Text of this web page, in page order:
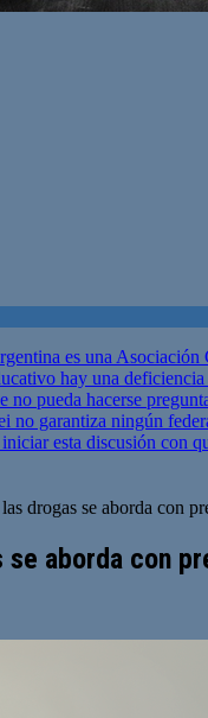
es una
hay una
pueda hacerse
garantiza ningún
esta discusión con
drogas se aborda con
aborda con